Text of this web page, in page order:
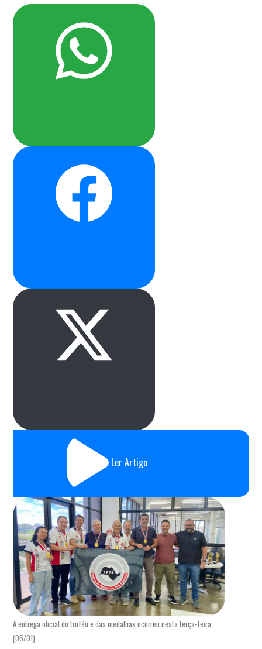
Ler Artigo
A entrega oficial do troféu e das medalhas ocorreu nesta terça-feira
(06/01)